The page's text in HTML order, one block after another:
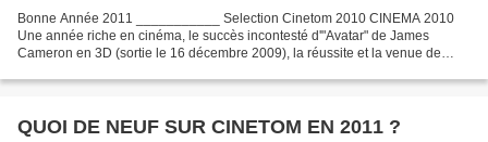
Bonne Année 2011 ___________ Selection Cinetom 2010 CINEMA 2010
Une année riche en cinéma, le succès incontesté d'"Avatar" de James
Cameron en 3D (sortie le 16 décembre 2009), la réussite et la venue de
QUOI DE NEUF SUR CINETOM EN 2011 ?